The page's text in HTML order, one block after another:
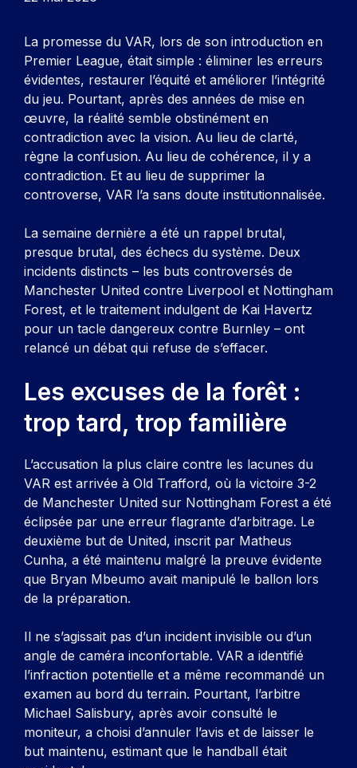
La promesse du VAR, lors de son introduction en
Premier League, était simple : éliminer les erreurs
évidentes, restaurer l’équité et améliorer l’intégrité
du jeu. Pourtant, après des années de mise en
œuvre, la réalité semble obstinément en
contradiction avec la vision. Au lieu de clarté,
règne la confusion. Au lieu de cohérence, il y a
contradiction. Et au lieu de supprimer la
controverse, VAR l’a sans doute institutionnalisée.
La semaine dernière a été un rappel brutal,
presque brutal, des échecs du système. Deux
incidents distincts – les buts controversés de
Manchester United contre Liverpool et Nottingham
Forest, et le traitement indulgent de Kai Havertz
pour un tacle dangereux contre Burnley – ont
relancé un débat qui refuse de s’effacer.
Les excuses de la forêt :
trop tard, trop familière
L’accusation la plus claire contre les lacunes du
VAR est arrivée à Old Trafford, où la victoire 3-2
de Manchester United sur Nottingham Forest a été
éclipsée par une erreur flagrante d’arbitrage. Le
deuxième but de United, inscrit par Matheus
Cunha, a été maintenu malgré la preuve évidente
que Bryan Mbeumo avait manipulé le ballon lors
de la préparation.
Il ne s’agissait pas d’un incident invisible ou d’un
angle de caméra inconfortable. VAR a identifié
l’infraction potentielle et a même recommandé un
examen au bord du terrain. Pourtant, l’arbitre
Michael Salisbury, après avoir consulté le
moniteur, a choisi d’annuler l’avis et de laisser le
but maintenu, estimant que le handball était